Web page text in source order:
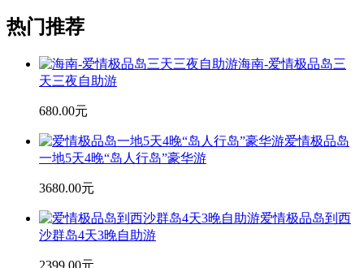
热门推荐
海南-爱情极品岛三
天三夜自助游
680.00元
爱情极品岛
一地5天4晚“岛人行岛”豪华游
3680.00元
爱情极品岛到西
沙群岛4天3晚自助游
2399.00元